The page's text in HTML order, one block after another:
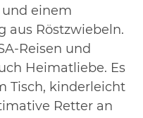
einem
aus Röstzwiebeln.
Reisen und
Heimatliebe. Es
Tisch, kinderleicht
Retter an